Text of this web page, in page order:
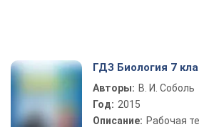
ГДЗ Биология 7
Авторы: В. И. Соболь
Год: 2015
Описание: Рабочая